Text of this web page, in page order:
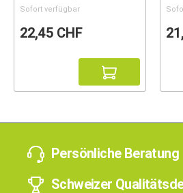
Sofort verfügbar
22,45 CHF
Persönliche Beratung
Schweizer